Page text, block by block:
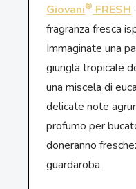
Giovani®FRESH
fragranza fresca
Immaginate una
giungla tropicale
una miscela di
delicate note
profumo per
doneranno
guardaroba.